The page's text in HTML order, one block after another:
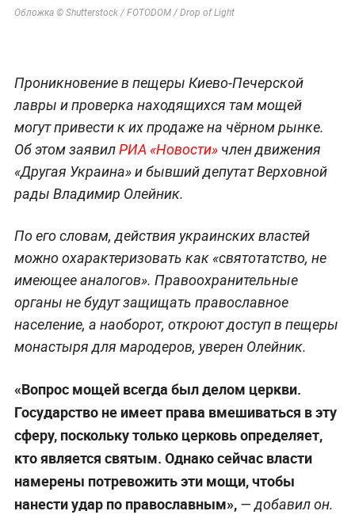
Обложка © Shutterstock / FOTODOM / Drop of Light
Проникновение в пещеры Киево-Печерской
лавры и проверка находящихся там мощей
могут привести к их продаже на чёрном рынке.
Об этом заявилРИА «Новости»член движения
«Другая Украина» и бывший депутат Верховной
рады Владимир Олейник.
По его словам, действия украинских властей
можно охарактеризовать как «святотатство, не
имеющее аналогов». Правоохранительные
органы не будут защищать православное
население, а наоборот, откроют доступ в пещеры
монастыря для мародеров, уверен Олейник.
«Вопрос мощей всегда был делом церкви.
Государство не имеет права вмешиваться в эту
сферу, поскольку только церковь определяет,
кто является святым. Однако сейчас власти
намерены потревожить эти мощи, чтобы
нанести удар по православным», — добавил он.